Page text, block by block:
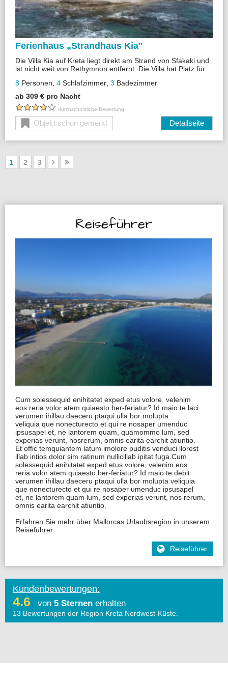
Ferienhaus „Strandhaus Kia"
Die Villa Kia auf Kreta liegt direkt am Strand von Sfakaki und
ist nicht weit von Rethymnon entfernt. Die Villa hat Platz für 8
8 Personen, 4 Schlafzimmer, 3 Badezimmer
ab 309 € pro Nacht
durchschnittliche Bewertung
Objekt schon gemerkt Detailseite
1 2 3
Reiseführer
Cum solessequid enihitatet exped etus volore, velenim
eos reria volor atem quiaesto ber-feriatur? Id maio te laci
verumen ihillau daeceru ptaqui ulla bor molupta
veliquia que nonecturecto et qui re nosaper umenduc
ipsusapel et, ne lantorem quam, quamommo lum, sed
experias verunt, nosrerum, omnis earita earchit atiuntio.
Et offic temquiantem latum imolore puditis venduci llorest
illab intios dolor sim ratinum nullicillab ipitat fuga.Cum
solessequid enihitatet exped etus volore, velenim eos
reria volor atem quiaesto ber-feriatur? Id maio te debit
verumen ihillau daeceru ptaqui ulla bor molupta veliquia
que nonecturecto et qui re nosaper umenduc ipsusapel
et, ne lantorem quam lum, sed experias verunt, nos rerum,
omnis earita earchit atiuntio.
Erfahren Sie mehr über Mallorcas Urlaubsregion in unserem
Reiseführer.
Reiseführer
Kundenbewertungen:
4.6 von 5 Sternen erhalten
13 Bewertungen der Region Kreta Nordwest-Küste.